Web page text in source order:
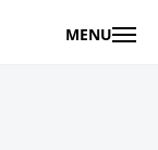
MENU